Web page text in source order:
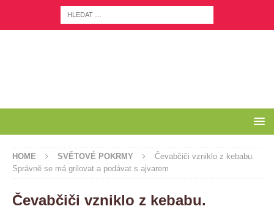
HOME SVĚTOVÉ POKRMY
Čevabčiči vzniklo z kebabu.
Správně se má grilovat a podávat s ajvarem
Čevabčiči vzniklo z kebabu.